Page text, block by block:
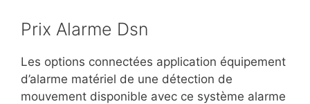
Prix Alarme Dsn
Les options connectées application équipement
d’alarme matériel de une détection de
mouvement disponible avec ce système alarme